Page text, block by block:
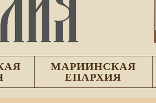
МАРИИНСКАЯ
ЕПАРХИЯ